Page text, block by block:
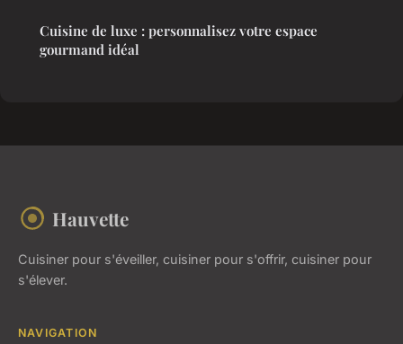
Cuisine de luxe : personnalisez votre espace
gourmand idéal
Hauvette
Cuisiner pour s'éveiller, cuisiner pour s'offrir, cuisiner pour
s'élever.
NAVIGATION